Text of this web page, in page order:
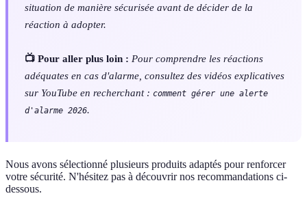
situation de manière sécurisée avant de décider de la
réaction à adopter.
📺 Pour aller plus loin : Pour comprendre les réactions
adéquates en cas d'alarme, consultez des vidéos explicatives
sur YouTube en recherchant : comment gérer une alerte
d'alarme 2026.
Nous avons sélectionné plusieurs produits adaptés pour renforcer
votre sécurité. N'hésitez pas à découvrir nos recommandations ci-
dessous.